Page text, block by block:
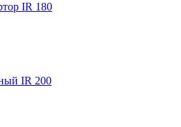
IR 180
IR 200